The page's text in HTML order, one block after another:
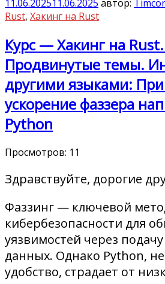
11.06.202511.06.2025 автор:
Rust, Хакинг на Rust
Курс — Хакинг на
Продвинутые темы.
другими языками:
ускорение фаззера
Python
Просмотров: 11
Здравствуйте, дорогие
Фаззинг — ключевой
кибербезопасности для
уязвимостей через
данных. Однако Python,
удобство, страдает от